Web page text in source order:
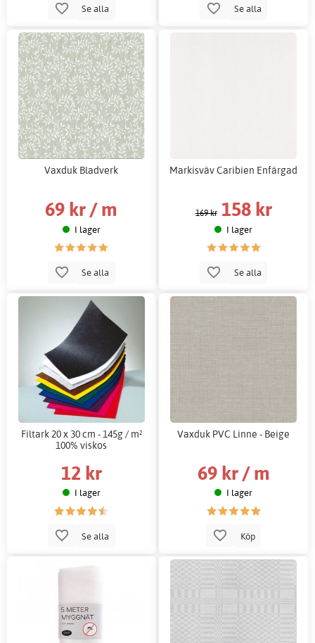
Se alla Se alla
Vaxduk Bladverk
69 kr / m
I lager
Se alla
Markisväv Caribien Enfärgad
169 kr 158 kr
I lager
Se alla
Filtark 20 x 30 cm - 145g / m²
100% viskos
12 kr
I lager
Se alla
Vaxduk PVC Linne - Beige
69 kr / m
I lager
Köp